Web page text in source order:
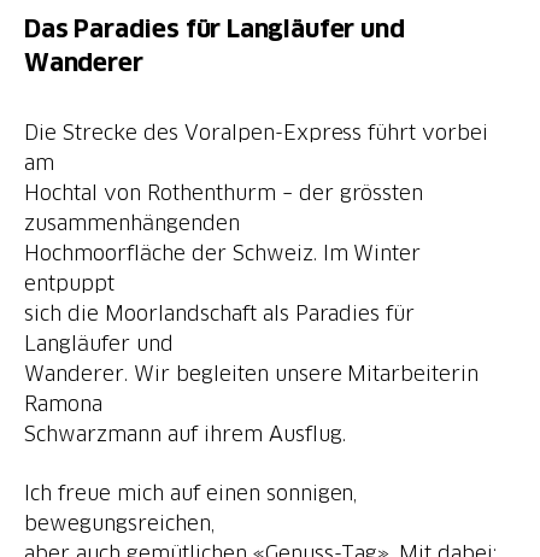
Das Paradies für Langläufer und
Wanderer
Die Strecke des Voralpen-Express führt vorbei
am
Hochtal von Rothenthurm – der grössten
zusammenhängenden
Hochmoorfläche der Schweiz. Im Winter
entpuppt
sich die Moorlandschaft als Paradies für
Langläufer und
Wanderer. Wir begleiten unsere Mitarbeiterin
Ramona
Ich freue mich auf einen sonnigen,
bewegungsreichen,